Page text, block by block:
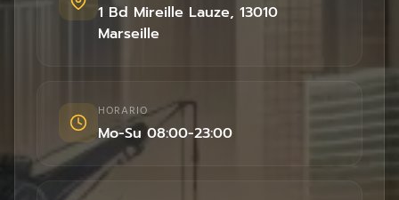
1 Bd Mireille Lauze, 13010
Marseille
HORARIO
Mo-Su 08:00-23:00